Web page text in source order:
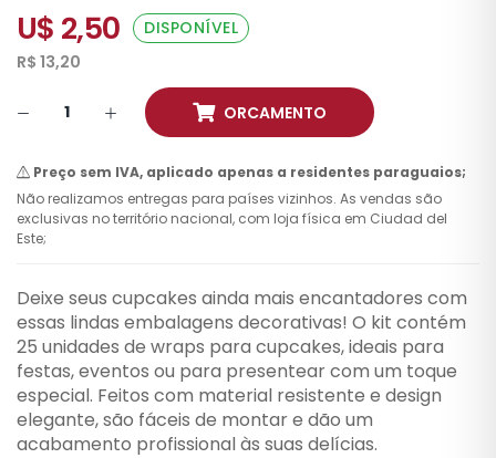
U$ 2,50
DISPONÍVEL
R$ 13,20
ORCAMENTO
Preço sem IVA, aplicado apenas a residentes paraguaios;
Não realizamos entregas para países vizinhos. As vendas são
exclusivas no território nacional, com loja física em Ciudad del
Este;
Deixe seus cupcakes ainda mais encantadores com
essas lindas embalagens decorativas! O kit contém
25 unidades de wraps para cupcakes, ideais para
festas, eventos ou para presentear com um toque
especial. Feitos com material resistente e design
elegante, são fáceis de montar e dão um
acabamento profissional às suas delícias.